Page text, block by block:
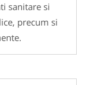
sanitare si
precum si